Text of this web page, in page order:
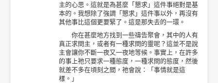
主的心思。這就是為甚麼「懇求」這件事絕對是基
本的。我想除了強調「懇求」這件事以外，再沒有
其他事比這個更要緊了。這是那失去的一環。
你在甚麼地方找到一些禱告聚會，其中的人有
真正求問主，或者有一種求問的靈呢？這並不是說
主會讓你不斷一夜又一夜地等候。事實上，在許多
的事上祂只要求一種態度，一種求問的態度，然後
就差不多在頃刻之間，祂會說：「事情就是這
樣。」